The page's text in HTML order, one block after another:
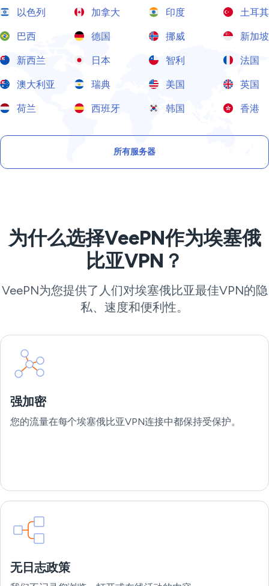
以色列 加拿大 印度 土耳其
巴西 德国 挪威 新加坡
新西兰 日本 智利 法国
澳大利亚 瑞典 美国 英国
荷兰 西班牙 韩国 香港
所有服务器
为什么选择VeePN作为埃塞俄
比亚VPN？
VeePN为您提供了人们对埃塞俄比亚最佳VPN的隐
私、速度和便利性。
强加密
您的流量在每个埃塞俄比亚VPN连接中都保持受保护。
无日志政策